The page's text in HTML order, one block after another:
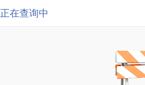
正在查询中